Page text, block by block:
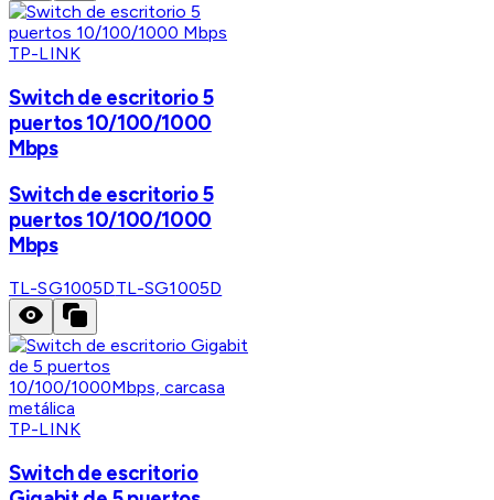
TP-LINK
Switch de escritorio 5
puertos 10/100/1000
Mbps
Switch de escritorio 5
puertos 10/100/1000
Mbps
TL-SG1005DTL-SG1005D
TP-LINK
Switch de escritorio